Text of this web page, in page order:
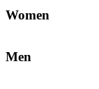
Women
Men